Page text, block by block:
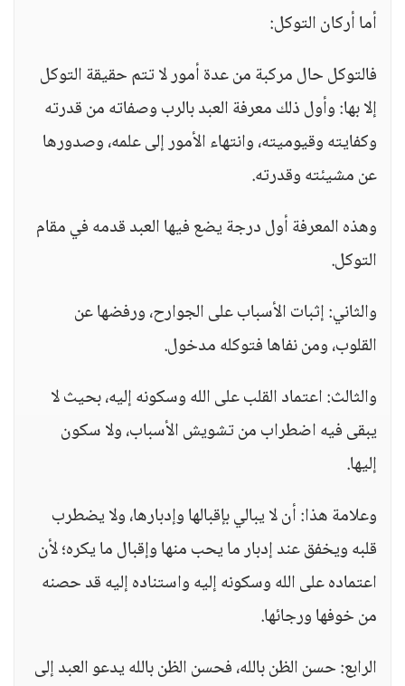
أما أركان التوكل:
فالتوكل حال مركبة من عدة أمور لا تتم حقيقة التوكل
إلا بها: وأول ذلك معرفة العبد بالرب وصفاته من قدرته
وكفايته وقيوميته، وانتهاء الأمور إلى علمه، وصدورها
عن مشيئته وقدرته.
وهذه المعرفة أول درجة يضع فيها العبد قدمه في مقام
التوكل.
والثاني: إثبات الأسباب على الجوارح، ورفضها عن
القلوب، ومن نفاها فتوكله مدخول.
والثالث: اعتماد القلب على الله وسكونه إليه، بحيث لا
يبقى فيه اضطراب من تشويش الأسباب، ولا سكون
إليها.
وعلامة هذا: أن لا يبالي بإقبالها وإدبارها، ولا يضطرب
قلبه ويخفق عند إدبار ما يحب منها وإقبال ما يكره؛ لأن
اعتماده على الله وسكونه إليه واستناده إليه قد حصنه
من خوفها ورجائها.
الرابع: حسن الظن بالله، فحسن الظن بالله يدعو العبد إلى